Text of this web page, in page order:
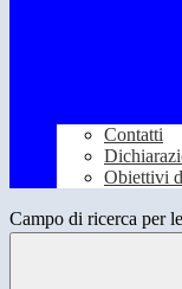
Contatti
Obiettivi
Campo di ricerca per